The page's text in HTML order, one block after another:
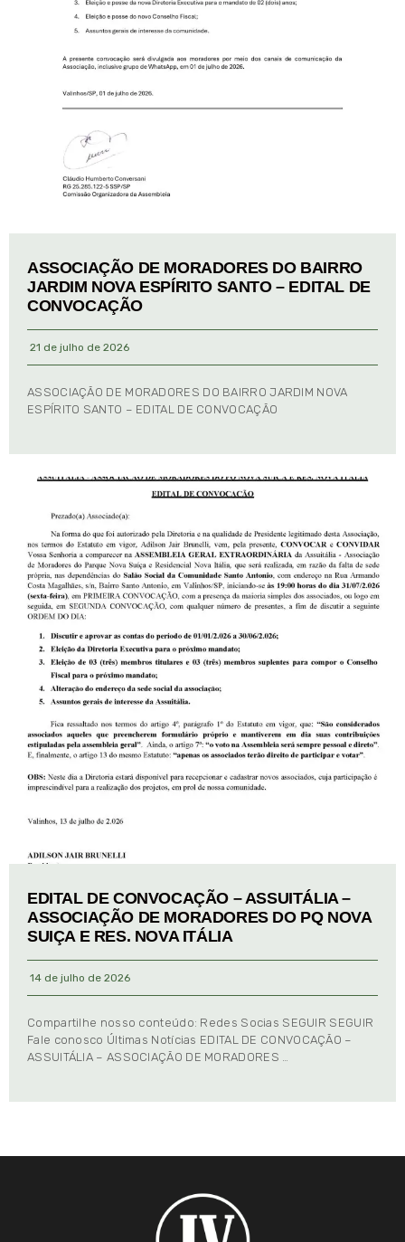
ASSOCIAÇÃO DE MORADORES DO BAIRRO
JARDIM NOVA ESPÍRITO SANTO – EDITAL DE
CONVOCAÇÃO
21 de julho de 2026
ASSOCIAÇÃO DE MORADORES DO BAIRRO JARDIM NOVA
ESPÍRITO SANTO – EDITAL DE CONVOCAÇÃO
EDITAL DE CONVOCAÇÃO – ASSUITÁLIA –
ASSOCIAÇÃO DE MORADORES DO PQ NOVA
SUIÇA E RES. NOVA ITÁLIA
14 de julho de 2026
Compartilhe nosso conteúdo: Redes Socias SEGUIR SEGUIR
Fale conosco Últimas Notícias EDITAL DE CONVOCAÇÃO –
ASSUITÁLIA – ASSOCIAÇÃO DE MORADORES …